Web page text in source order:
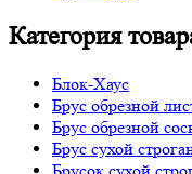
Категория
Блок-Хаус
Брус обрезной
Брус обрезной
Брус сухой
Брусок сухой